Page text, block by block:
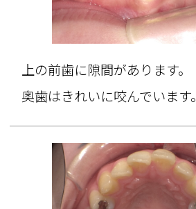
上の前歯に隙間があります。
奥歯はきれいに咬んでいます。